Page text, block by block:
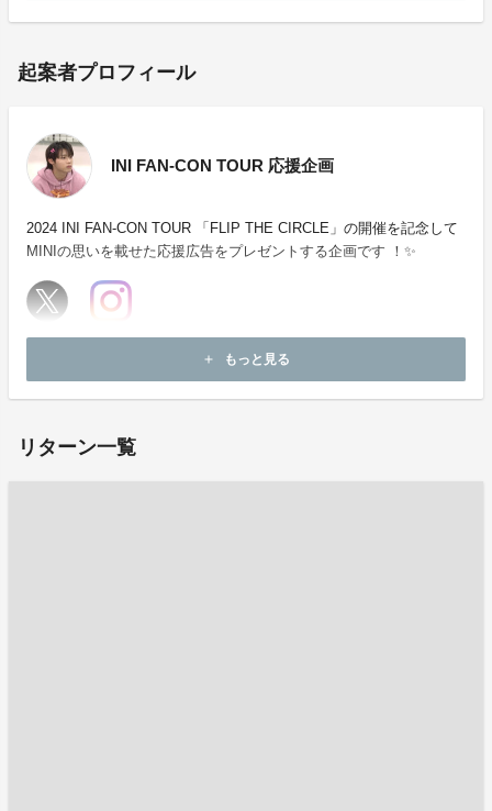
起案者プロフィール
INI FAN-CON TOUR 応援企画
2024 INI FAN-CON TOUR 「FLIP THE CIRCLE」の開催を記念して
MINIの思いを載せた応援広告をプレゼントする企画です ！✨
add もっと見る
リターン一覧